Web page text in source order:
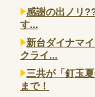
感謝の出ノリ
す...
新台ダイナマ
クライ...
三共が「釘玉
まで！